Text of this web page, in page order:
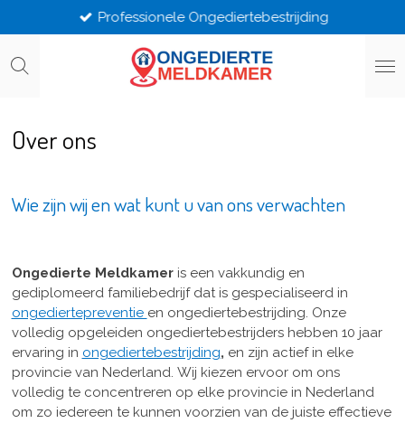
direct
naar
Professionele Ongediertebestrijding
Over ons
Wie zijn wij en wat kunt u van ons verwachten
Ongedierte Meldkameris een vakkundig en
gediplomeerd familiebedrijf dat is gespecialiseerd in
ongediertepreventie en ongediertebestrijding. Onze
volledig opgeleiden ongediertebestrijders hebben 10 jaar
ervaring in ongediertebestrijding, en zijn actief in elke
provincie van Nederland. Wij kiezen ervoor om ons
volledig te concentreren op elke provincie in Nederland
om zo iedereen te kunnen voorzien van de juiste effectieve